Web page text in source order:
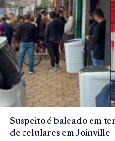
Suspeito é baleado em
de celulares em Joinville